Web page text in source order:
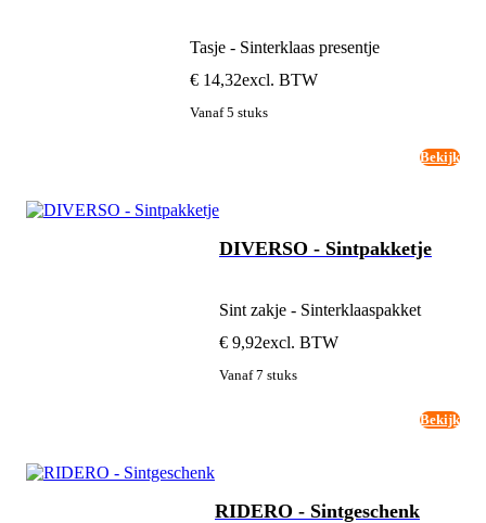
Tasje - Sinterklaas presentje
€ 14,32excl. BTW
Vanaf 5 stuks
Bekijk
DIVERSO - Sintpakketje
Sint zakje - Sinterklaaspakket
€ 9,92excl. BTW
Vanaf 7 stuks
Bekijk
RIDERO - Sintgeschenk